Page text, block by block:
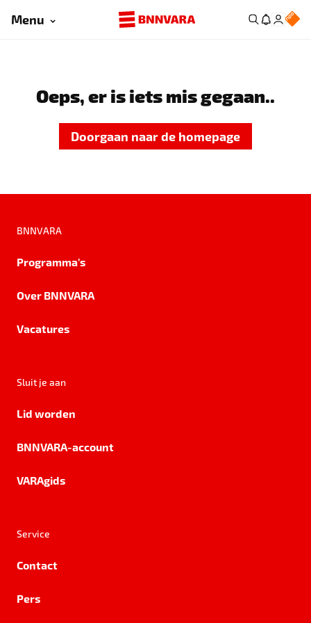
Menu
Oeps, er is iets mis gegaan..
Doorgaan naar de homepage
BNNVARA
Programma's
Over BNNVARA
Vacatures
Sluit je aan
Lid worden
BNNVARA-account
VARAgids
Service
Contact
Pers